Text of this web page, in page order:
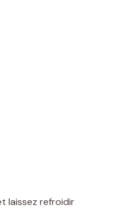
laissez refroidir